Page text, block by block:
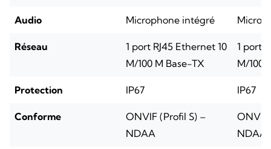
Audio Microphone intégré
Réseau
1 port RJ45 Ethernet 10
M/100 M Base-TX
1 port
M/100
Protection IP67 IP67
Conforme
ONVIF (Profil S) –
NDAA
ONVIF
NDAA